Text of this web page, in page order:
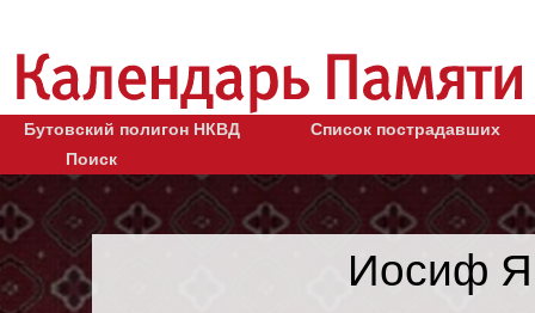
Бутовский полигон НКВД
Список пострадавших
Поиск
Иосиф